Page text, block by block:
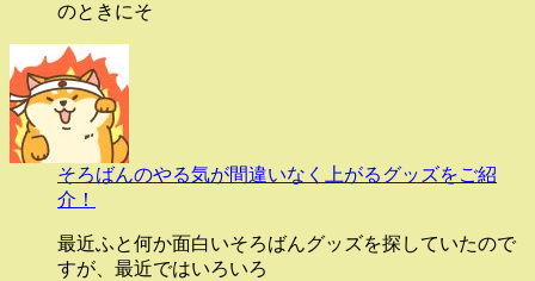
のときにそ
そろばんのやる気が間違いなく上がるグッズをご紹
介！
最近ふと何か面白いそろばんグッズを探していたので
すが、最近ではいろいろ